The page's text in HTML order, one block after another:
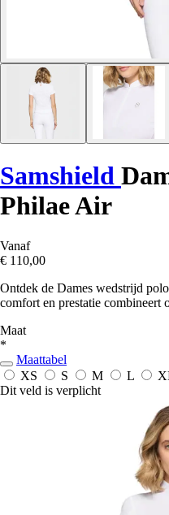
Samshield
Philae Air
Vanaf
€ 110,00
Ontdek de Dames wedstrijd
comfort en prestatie combineert
Maat
*
Maattabel
XS
S M L
Dit veld is verplicht